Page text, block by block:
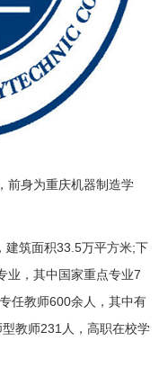
身为重庆机器制造学
筑面积33.5万平方米;下
业，其中国家重点专业7
任教师600余人，其中有
教师231人，高职在校学